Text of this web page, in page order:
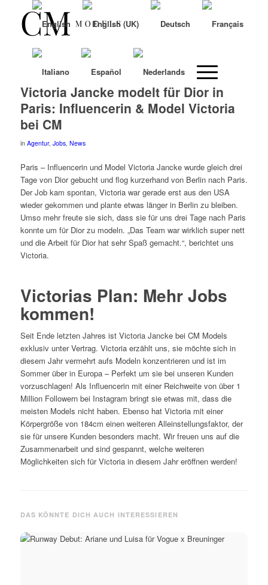
Victoria Jancke modelt für Dior in
Paris: Influencerin & Model Victoria
bei CM
in Agentur, Jobs, News
Paris – Influencerin und Model Victoria Jancke wurde gleich drei
Tage von Dior gebucht und flog kurzerhand von Berlin nach Paris.
Der Job kam spontan, Victoria war gerade erst aus den USA
wieder gekommen und plante etwas länger in Berlin zu bleiben.
Umso mehr freute sie sich, dass sie für uns drei Tage nach Paris
konnte um für Dior zu modeln. „Das Team war wirklich super nett
und die Arbeit für Dior hat sehr Spaß gemacht.“, berichtet uns
Victoria.
Victorias Plan: Mehr Jobs
kommen!
Seit Ende letzten Jahres ist Victoria Jancke bei CM Models
exklusiv unter Vertrag. Victoria erzählt uns, sie möchte sich in
diesem Jahr vermehrt aufs Modeln konzentrieren und ist im
Sommer über in Europa – Perfekt um sie bei unseren Kunden
vorzuschlagen! Als Influencerin mit einer Reichweite von über 1
Million Followern bei Instagram bringt sie etwas mit, dass die
meisten Models nicht haben. Ebenso hat Victoria mit einer
Körpergröße von 184cm einen weiteren Alleinstellungsfaktor, der
sie für unsere Kunden besonders macht. Wir freuen uns auf die
Zusammenarbeit und sind gespannt, welche weiteren
Möglichkeiten sich für Victoria in diesem Jahr eröffnen werden!
DAS KÖNNTE DICH AUCH INTERESSIEREN